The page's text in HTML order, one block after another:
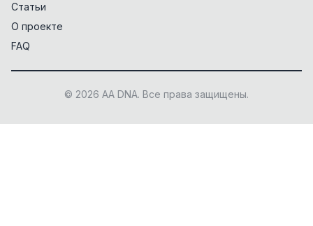
Статьи
О проекте
FAQ
© 2026 AA DNA. Все права защищены.